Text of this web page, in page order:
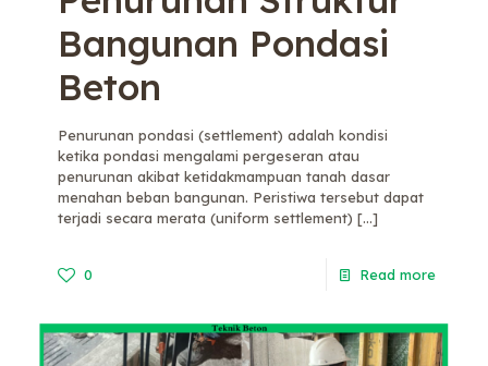
Bangunan Pondasi
Beton
Penurunan pondasi (settlement) adalah kondisi
ketika pondasi mengalami pergeseran atau
penurunan akibat ketidakmampuan tanah dasar
menahan beban bangunan. Peristiwa tersebut dapat
terjadi secara merata (uniform settlement) […]
0 Read more